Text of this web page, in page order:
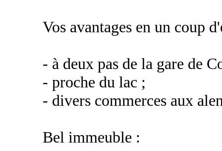
Vos avantages en un coup
- à deux pas de la gare de
- proche du lac ;
- divers commerces aux
Bel immeuble :